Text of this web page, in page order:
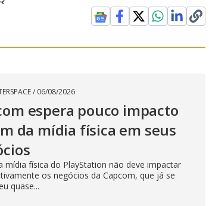
/ 06/08/2026
espera pouco impacto
da mídia física em seus
mídia física do PlayStation não deve impactar
os negócios da Capcom, que já se
quase...